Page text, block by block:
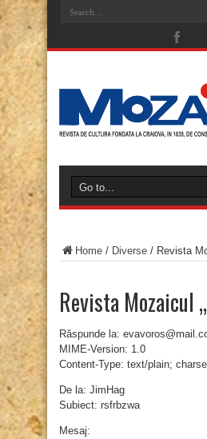
Home / Diverse / Revista
Revista Mozaicul
Răspunde la:
MIME-Version: 1.0
Content-Type: text/plain;
De la: JimHag
Subiect: rsfrbzwa
Mesaj: